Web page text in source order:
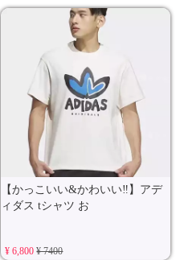
【かっこいい&かわいい‼️】アデ
ィダス tシャツ お
¥ 6,800¥ 7400